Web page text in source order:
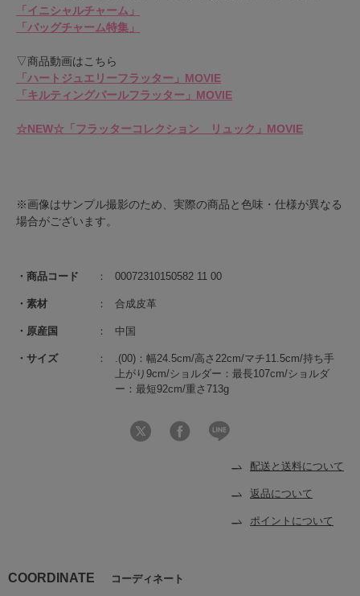
商品コード 00072310150582 11 00
素材 合成皮革
原産国 中国
サイズ
.(00)：幅24.5cm/高さ22cm/マチ11.5cm/持ち手
上がり9cm/ショルダー：最長107cm/ショルダ
ー：最短92cm/重さ713g
配送と送料について
返品について
ポイントについて
COORDINATE コーディネート
「イニシャルチャーム」
「バッグチャーム特集」
▽商品動画はこちら
「ハートジュエリーフラッター」MOVIE
「キルティングパールフラッター」MOVIE
☆NEW☆「フラッターコレクション リュック」MOVIE
※画像はサンプル撮影のため、実際の商品と色味・仕様が異なる
場合がございます。